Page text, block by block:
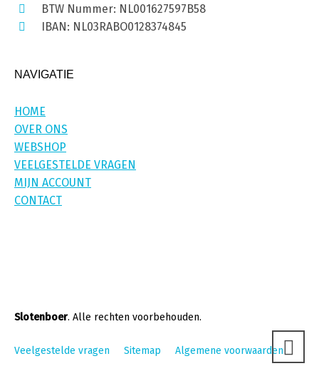
BTW Nummer: NL001627597B58
IBAN: NL03RABO0128374845
NAVIGATIE
HOME
OVER ONS
WEBSHOP
VEELGESTELDE VRAGEN
MIJN ACCOUNT
CONTACT
Slotenboer. Alle rechten voorbehouden.
Veelgestelde vragen Sitemap Algemene voorwaarden